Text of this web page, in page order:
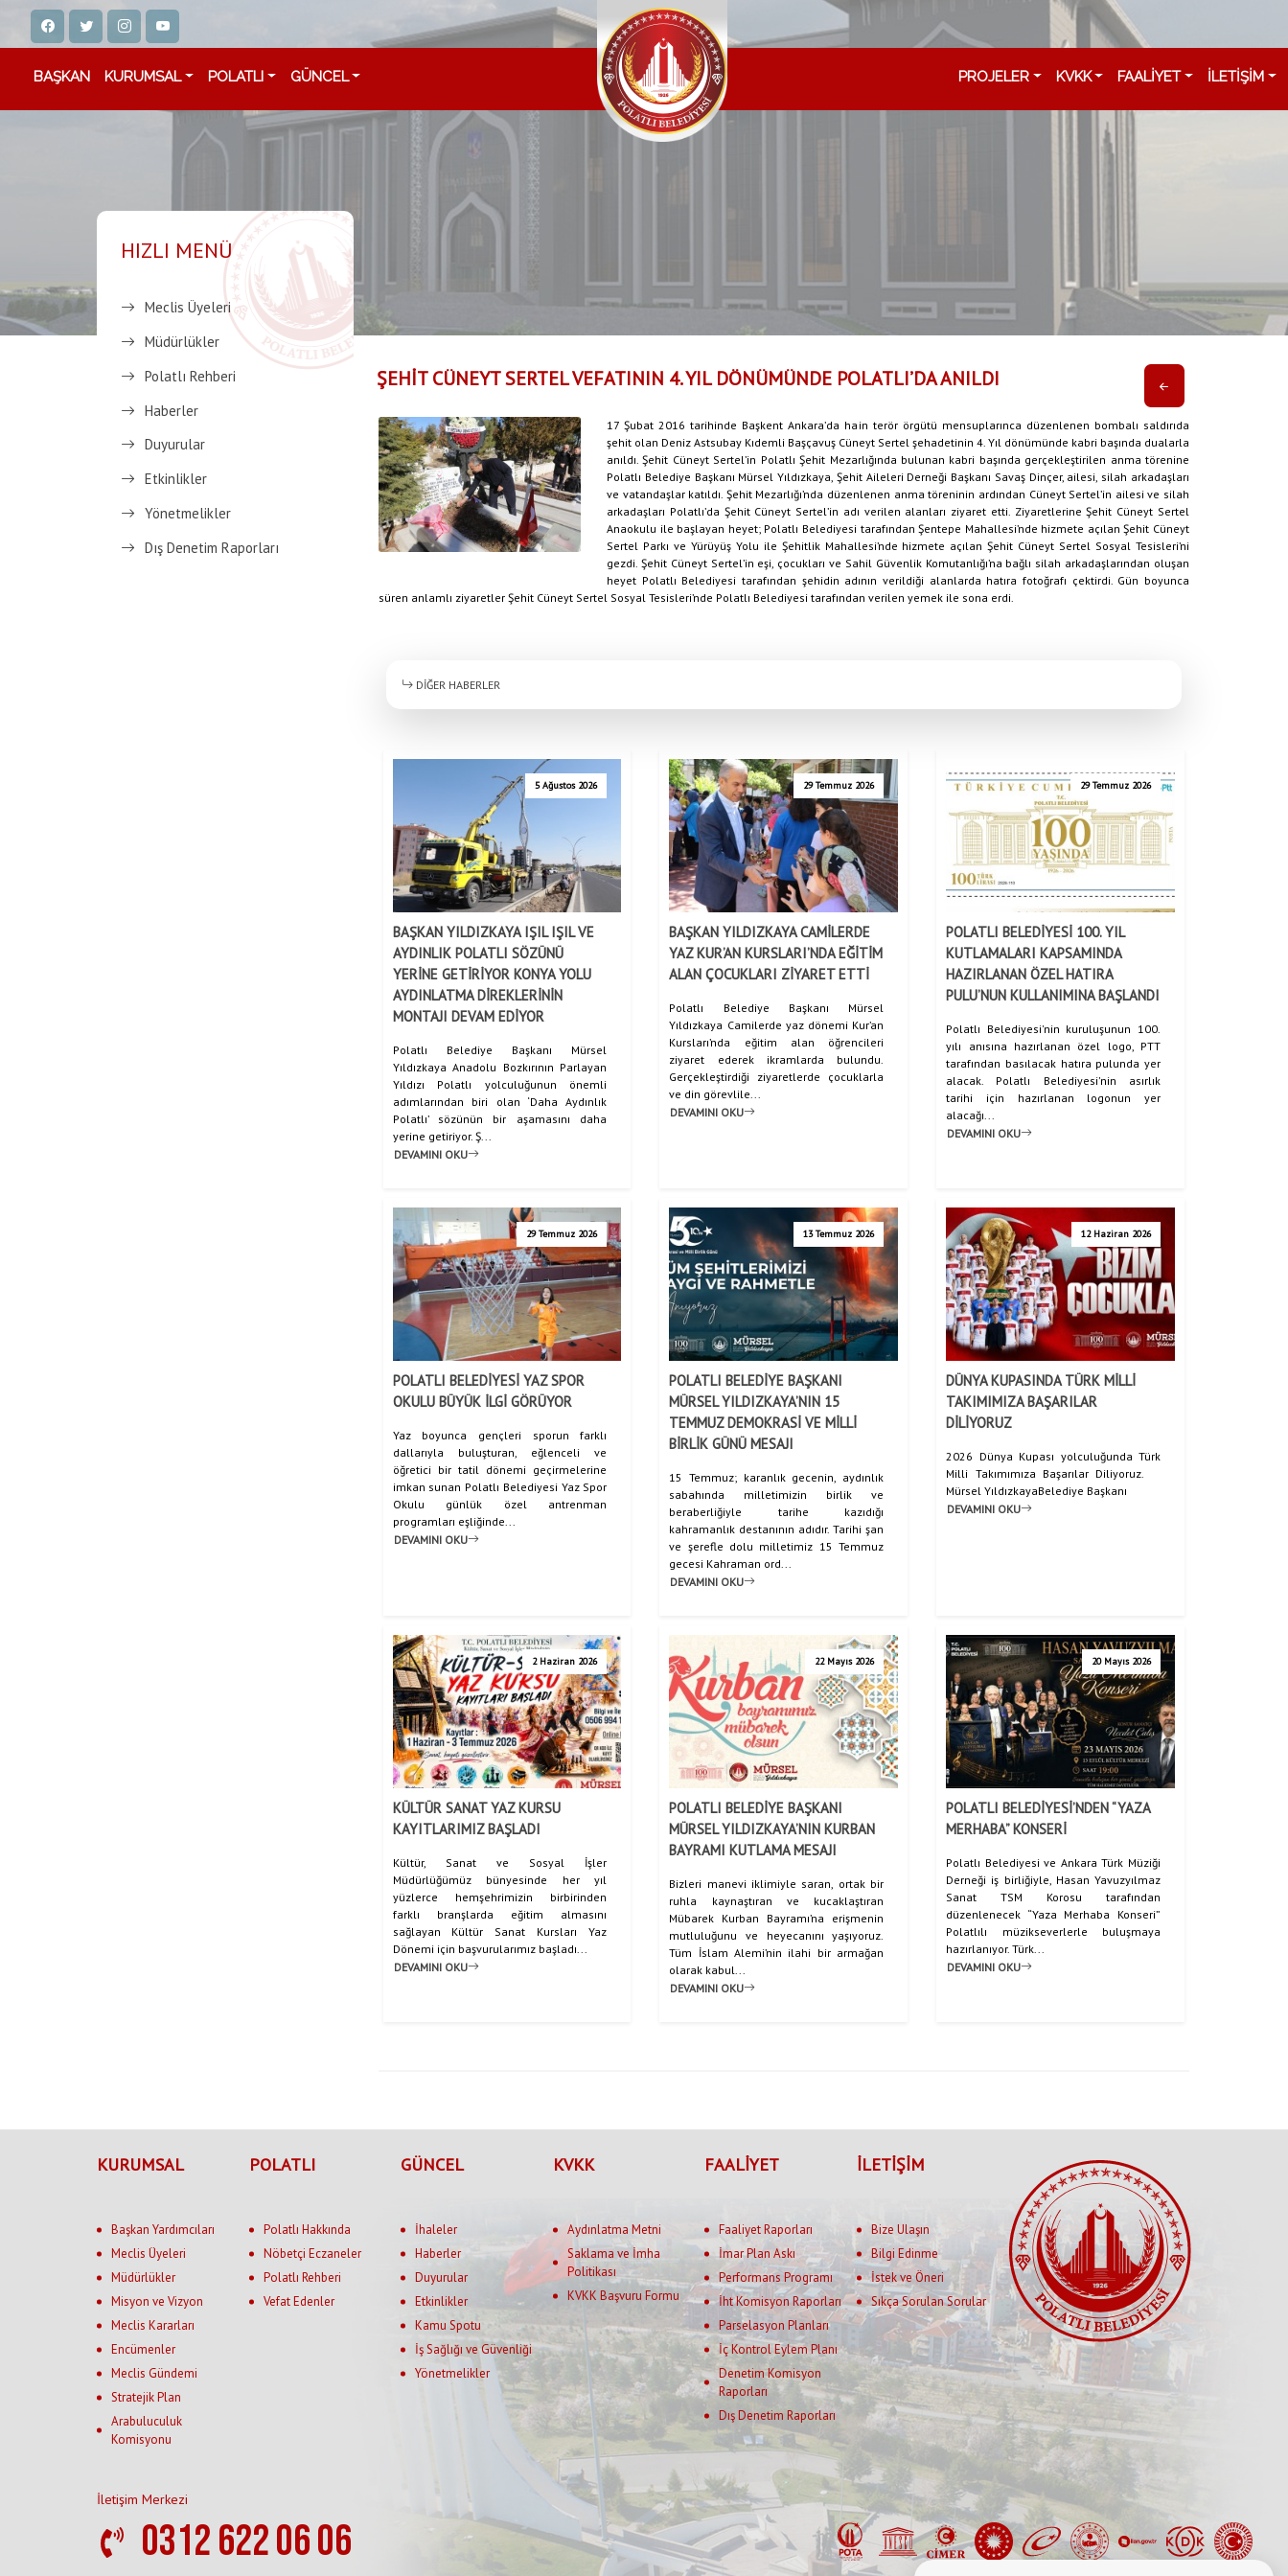
BAŞKAN KURUMSAL POLATLI GÜNCEL PROJELER KVKK FAALİYET İLETİŞİM
Anasayfa / Haberler ŞEHİT CÜNEYT SERTEL VEFATININ 4. YIL DÖNÜMÜNDE POLATLI’DA ANILDI
HIZLI MENÜ
Meclis Üyeleri
Müdürlükler
Polatlı Rehberi
Haberler
Duyurular
Etkinlikler
Yönetmelikler
Dış Denetim Raporları
ŞEHİT CÜNEYT SERTEL VEFATININ 4. YIL DÖNÜMÜNDE POLATLI’DA ANILDI
17 Şubat 2016 tarihinde Başkent Ankara’da hain terör örgütü mensuplarınca düzenlenen bombalı saldırıda
şehit olan Deniz Astsubay Kıdemli Başçavuş Cüneyt Sertel şehadetinin 4. Yıl dönümünde kabri başında dualarla
anıldı. Şehit Cüneyt Sertel’in Polatlı Şehit Mezarlığında bulunan kabri başında gerçekleştirilen anma törenine
Polatlı Belediye Başkanı Mürsel Yıldızkaya, Şehit Aileleri Derneği Başkanı Savaş Dinçer, ailesi, silah arkadaşları
ve vatandaşlar katıldı. Şehit Mezarlığı’nda düzenlenen anma töreninin ardından Cüneyt Sertel’in ailesi ve silah
arkadaşları Polatlı’da Şehit Cüneyt Sertel’in adı verilen alanları ziyaret etti. Ziyaretlerine Şehit Cüneyt Sertel
Anaokulu ile başlayan heyet; Polatlı Belediyesi tarafından Şentepe Mahallesi’nde hizmete açılan Şehit Cüneyt
Sertel Parkı ve Yürüyüş Yolu ile Şehitlik Mahallesi’nde hizmete açılan Şehit Cüneyt Sertel Sosyal Tesisleri’ni
gezdi. Şehit Cüneyt Sertel’in eşi, çocukları ve Sahil Güvenlik Komutanlığı’na bağlı silah arkadaşlarından oluşan
heyet Polatlı Belediyesi tarafından şehidin adının verildiği alanlarda hatıra fotoğrafı çektirdi. Gün boyunca
süren anlamlı ziyaretler Şehit Cüneyt Sertel Sosyal Tesisleri’nde Polatlı Belediyesi tarafından verilen yemek ile sona erdi.
DİĞER HABERLER
5 Ağustos 2026
BAŞKAN YILDIZKAYA IŞIL IŞIL VE
AYDINLIK POLATLI SÖZÜNÜ
YERİNE GETİRİYOR KONYA YOLU
AYDINLATMA DİREKLERİNİN
MONTAJI DEVAM EDİYOR
Polatlı Belediye Başkanı Mürsel
Yıldızkaya Anadolu Bozkırının Parlayan
Yıldızı Polatlı yolculuğunun önemli
adımlarından biri olan ‘Daha Aydınlık
Polatlı’ sözünün bir aşamasını daha
yerine getiriyor. Ş...
DEVAMINI OKU
29 Temmuz 2026
BAŞKAN YILDIZKAYA CAMİLERDE
YAZ KUR’AN KURSLARI’NDA EĞİTİM
ALAN ÇOCUKLARI ZİYARET ETTİ
Polatlı Belediye Başkanı Mürsel
Yıldızkaya Camilerde yaz dönemi Kur’an
Kursları’nda eğitim alan öğrencileri
ziyaret ederek ikramlarda bulundu.
Gerçekleştirdiği ziyaretlerde çocuklarla
ve din görevlile...
DEVAMINI OKU
29 Temmuz 2026
POLATLI BELEDİYESİ 100. YIL
KUTLAMALARI KAPSAMINDA
HAZIRLANAN ÖZEL HATIRA
PULU’NUN KULLANIMINA BAŞLANDI
Polatlı Belediyesi'nin kuruluşunun 100.
yılı anısına hazırlanan özel logo, PTT
tarafından basılacak hatıra pulunda yer
alacak. Polatlı Belediyesi'nin asırlık
tarihi için hazırlanan logonun yer
alacağı...
DEVAMINI OKU
29 Temmuz 2026
POLATLI BELEDİYESİ YAZ SPOR
OKULU BÜYÜK İLGİ GÖRÜYOR
Yaz boyunca gençleri sporun farklı
dallarıyla buluşturan, eğlenceli ve
öğretici bir tatil dönemi geçirmelerine
imkan sunan Polatlı Belediyesi Yaz Spor
Okulu günlük özel antrenman
programları eşliğinde...
DEVAMINI OKU
13 Temmuz 2026
POLATLI BELEDİYE BAŞKANI
MÜRSEL YILDIZKAYA’NIN 15
TEMMUZ DEMOKRASİ VE MİLLİ
BİRLİK GÜNÜ MESAJI
15 Temmuz; karanlık gecenin, aydınlık
sabahında milletimizin birlik ve
beraberliğiyle tarihe kazıdığı
kahramanlık destanının adıdır. Tarihi şan
ve şerefle dolu milletimiz 15 Temmuz
gecesi Kahraman ord...
DEVAMINI OKU
12 Haziran 2026
DÜNYA KUPASINDA TÜRK MİLLİ
TAKIMIMIZA BAŞARILAR
DİLİYORUZ
2026 Dünya Kupası yolculuğunda Türk
Milli Takımımıza Başarılar Diliyoruz.
Mürsel YıldızkayaBelediye Başkanı
DEVAMINI OKU
2 Haziran 2026
KÜLTÜR SANAT YAZ KURSU
KAYITLARIMIZ BAŞLADI
Kültür, Sanat ve Sosyal İşler
Müdürlüğümüz bünyesinde her yıl
yüzlerce hemşehrimizin birbirinden
farklı branşlarda eğitim almasını
sağlayan Kültür Sanat Kursları Yaz
Dönemi için başvurularımız başladı...
DEVAMINI OKU
22 Mayıs 2026
POLATLI BELEDİYE BAŞKANI
MÜRSEL YILDIZKAYA’NIN KURBAN
BAYRAMI KUTLAMA MESAJI
Bizleri manevi iklimiyle saran, ortak bir
ruhla kaynaştıran ve kucaklaştıran
Mübarek Kurban Bayramı’na erişmenin
mutluluğunu ve heyecanını yaşıyoruz.
Tüm İslam Alemi’nin ilahi bir armağan
olarak kabul...
DEVAMINI OKU
20 Mayıs 2026
POLATLI BELEDİYESİ’NDEN “YAZA
MERHABA” KONSERİ
Polatlı Belediyesi ve Ankara Türk Müziği
Derneği iş birliğiyle, Hasan Yavuzyılmaz
Sanat TSM Korosu tarafından
düzenlenecek “Yaza Merhaba Konseri”
Polatlılı müzikseverlerle buluşmaya
hazırlanıyor. Türk...
DEVAMINI OKU
KURUMSAL
Başkan Yardımcıları
Meclis Üyeleri
Müdürlükler
Misyon ve Vizyon
Meclis Kararları
Encümenler
Meclis Gündemi
Stratejik Plan
Arabuluculuk
Komisyonu
POLATLI
Polatlı Hakkında
Nöbetçi Eczaneler
Polatlı Rehberi
Vefat Edenler
GÜNCEL
İhaleler
Haberler
Duyurular
Etkinlikler
Kamu Spotu
İş Sağlığı ve Güvenliği
Yönetmelikler
KVKK
Aydınlatma Metni
Saklama ve İmha
Politikası
KVKK Başvuru Formu
FAALİYET
Faaliyet Raporları
İmar Plan Askı
Performans Programı
İht Komisyon Raporları
Parselasyon Planları
İç Kontrol Eylem Planı
Denetim Komisyon
Raporları
Dış Denetim Raporları
İLETİŞİM
Bize Ulaşın
Bilgi Edinme
İstek ve Öneri
Sıkça Sorulan Sorular
İletişim Merkezi
0312 622 06 06